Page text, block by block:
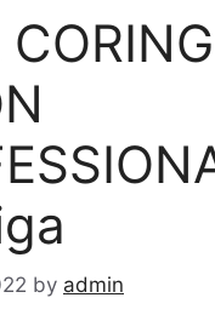
by admin